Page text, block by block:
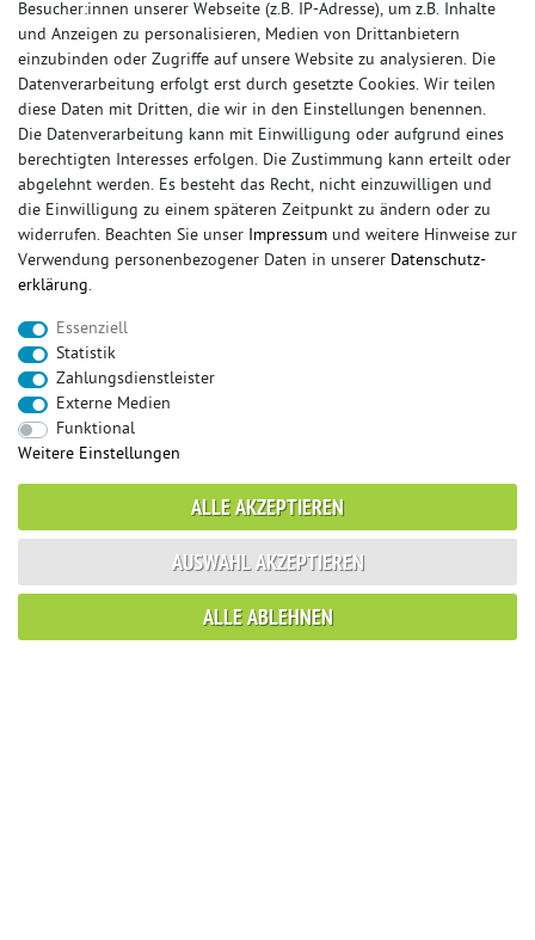
SERVICE
Rückrufservice
Kontakt
Gutachterservice
Zahlung und Versand
Reklamationsformular
SPORTAUSPUFFSTORE
Über uns
Besucher:innen unserer Webseite (z.B. IP-Adresse), um z.B. Inhalte
und Anzeigen zu personalisieren, Medien von Drittanbietern
einzubinden oder Zugriffe auf unsere Website zu analysieren. Die
Datenverarbeitung erfolgt erst durch gesetzte Cookies. Wir teilen
diese Daten mit Dritten, die wir in den Einstellungen benennen.
Die Datenverarbeitung kann mit Einwilligung oder aufgrund eines
berechtigten Interesses erfolgen. Die Zustimmung kann erteilt oder
abgelehnt werden. Es besteht das Recht, nicht einzuwilligen und
die Einwilligung zu einem späteren Zeitpunkt zu ändern oder zu
widerrufen. Beachten Sie unser Impressum und weitere Hinweise zur
Verwendung personenbezogener Daten in unserer Daten­schutz­
erklärung.
Essenziell
Statistik
Zahlungsdienstleister
Externe Medien
Funktional
Weitere Einstellungen
ALLE AKZEPTIEREN
ALLE ABLEHNEN
AUSWAHL AKZEPTIEREN